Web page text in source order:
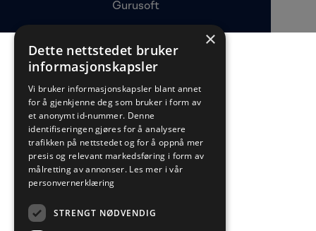
Gurusoft
×
Dette nettstedet bruker
informasjonskapsler
Vi bruker informasjonskapsler blant annet
for å gjenkjenne deg som bruker i form av
et anonymt id-nummer. Denne
identifiseringen gjøres for å analysere
trafikken på nettstedet og for å oppnå mer
presis og relevant markedsføring i form av
målretting av annonser. Les mer i vår
personvernerklæring
STRENGT NØDVENDIG